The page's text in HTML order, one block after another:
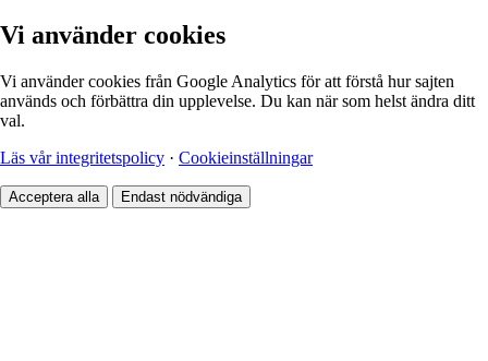
Vi använder cookies
Vi använder cookies från Google Analytics för att förstå hur sajten
används och förbättra din upplevelse. Du kan när som helst ändra ditt
val.
Läs vår integritetspolicy · Cookieinställningar
Acceptera alla Endast nödvändiga